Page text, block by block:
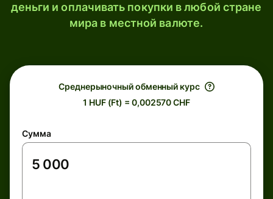
деньги и оплачивать покупки в любой стране
мира в местной валюте.
Среднерыночный обменный курс
1 HUF (Ft) = 0,002570 CHF
Сумма